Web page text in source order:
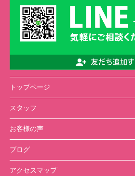
トップページ
スタッフ
お客様の声
ブログ
アクセスマップ